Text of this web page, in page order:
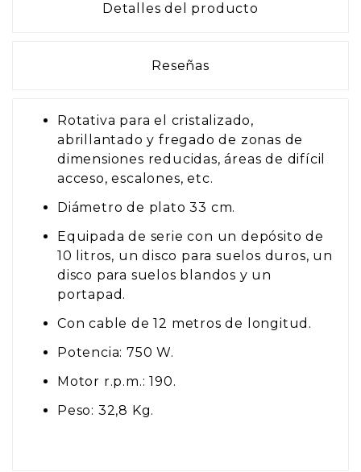
Detalles del producto
Reseñas
Rotativa para el cristalizado,
abrillantado y fregado de zonas de
dimensiones reducidas, áreas de difícil
acceso, escalones, etc.
Diámetro de plato 33 cm.
Equipada de serie con un depósito de
10 litros, un disco para suelos duros, un
disco para suelos blandos y un
portapad.
Con cable de 12 metros de longitud.
Potencia: 750 W.
Motor r.p.m.: 190.
Peso: 32,8 Kg.